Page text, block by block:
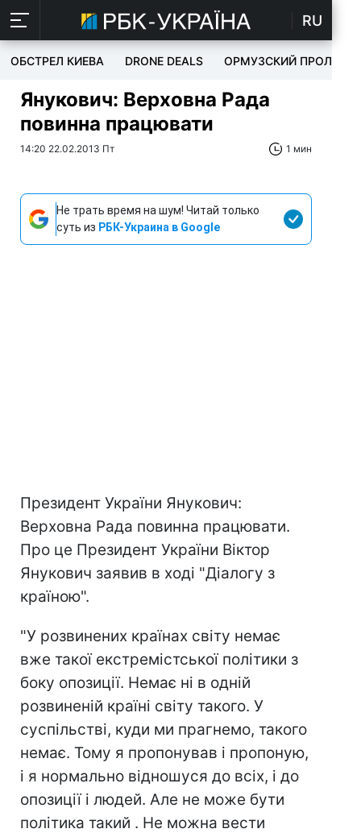
RU
ОБСТРЕЛ КИЕВА DRONE DEALS ОРМУЗСКИЙ ПРОЛИВ
Янукович: Верховна Рада
повинна працювати
14:20 22.02.2013 Пт 1 мин
Не трать время на шум! Читай только
суть из РБК-Украина в Google
Президент України Янукович:
Верховна Рада повинна працювати.
Про це Президент України Віктор
Янукович заявив в ході "Діалогу з
країною".
"У розвинених країнах світу немає
вже такої екстремістської політики з
боку опозиції. Немає ні в одній
розвиненій країні світу такого. У
суспільстві, куди ми прагнемо, такого
немає. Тому я пропонував і пропоную,
і я нормально відношуся до всіх, і до
опозиції і людей. Але не може бути
політика такий . Не можна вести